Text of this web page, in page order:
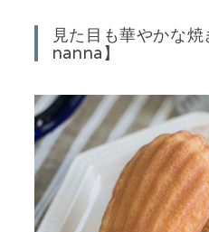
見た目も華やかな
nanna】